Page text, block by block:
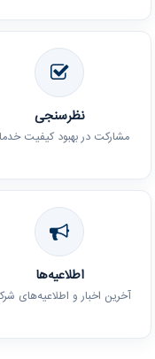
نظرسنجی
مشارکت در بهبود کیفیت خدمات
اطلاعیه‌ها
آخرین اخبار و اطلاعیه‌های شرکت